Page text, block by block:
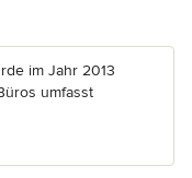
im Jahr 2013
umfasst